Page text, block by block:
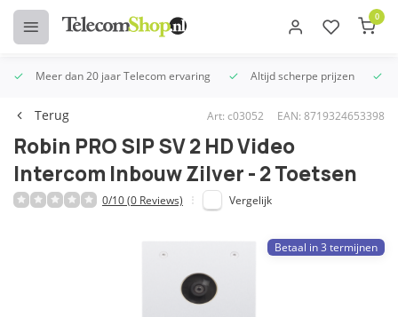
0
Meer dan 20 jaar Telecom ervaring Altijd scherpe prijzen
Terug Art: c03052 EAN: 8719324653398
Robin PRO SIP SV 2 HD Video
Intercom Inbouw Zilver - 2 Toetsen
0/10 (0 Reviews) Vergelijk
Betaal in 3 termijnen